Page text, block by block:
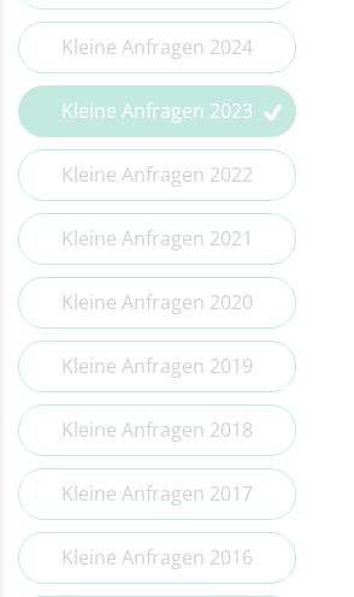
Kleine Anfragen 2014
Kleine Anfragen 2024
Kleine Anfragen 2023
Kleine Anfragen 2022
Kleine Anfragen 2021
Kleine Anfragen 2020
Kleine Anfragen 2019
Kleine Anfragen 2018
Kleine Anfragen 2017
Kleine Anfragen 2016